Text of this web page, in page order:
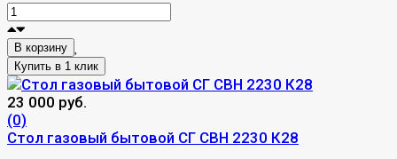
В корзину
23 000 руб.
(0)
Стол газовый бытовой СГ СВН 2230 К28